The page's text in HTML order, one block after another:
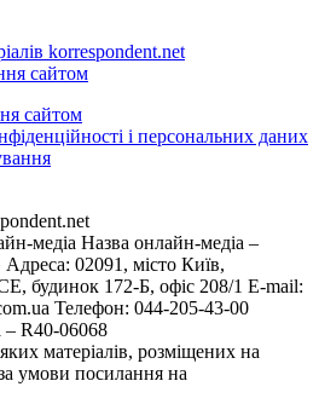
korrespondent.net
сайтом
сайтом
і персональних даних
медіа Назва онлайн-медіа –
02091, місто Київ,
172-Б, офіс 208/1 E-mail:
Телефон: 044-205-43-00
– R40-06068
матеріалів, розміщених на
умови посилання на